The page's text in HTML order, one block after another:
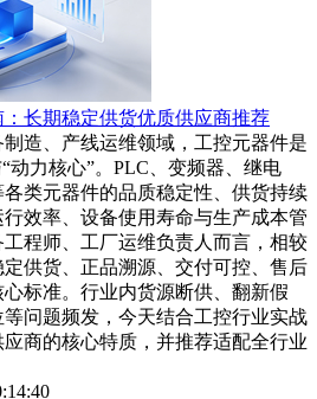
长期稳定供货优质供应商推荐
造、产线运维领域，工控元器件是
动力核心”。PLC、变频器、继电
类元器件的品质稳定性、供货持续
效率、设备使用寿命与生产成本管
程师、工厂运维负责人而言，相较
供货、正品溯源、交付可控、售后
标准。行业内货源断供、翻新假
问题频发，今天结合工控行业实战
商的核心特质，并推荐适配全行业